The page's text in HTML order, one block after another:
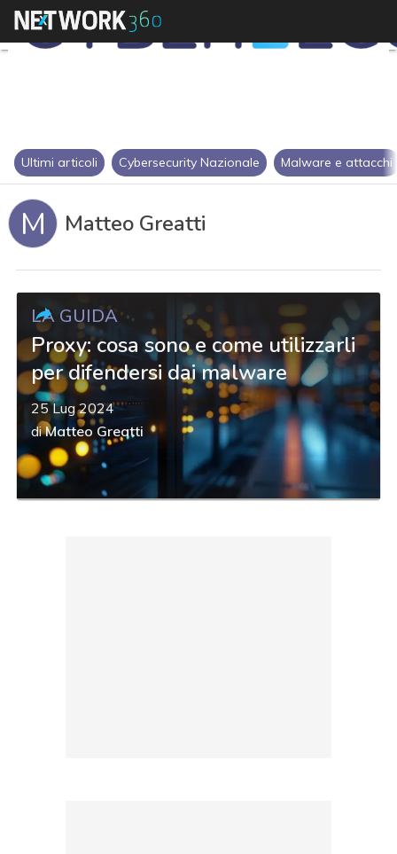
Ultimi articoli Cybersecurity Nazionale Malware e attacchi
M Matteo Greatti
LA GUIDA
Proxy: cosa sono e come utilizzarli
per difendersi dai malware
25 Lug 2024
diMatteo Greatti